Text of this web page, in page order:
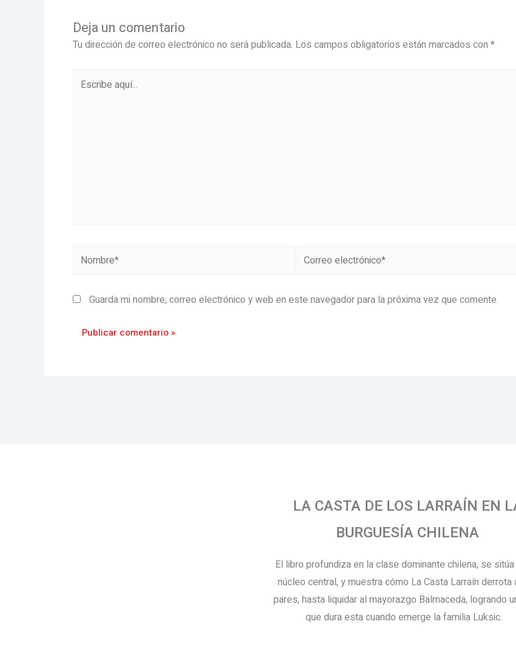
Deja un comentario
Tu dirección de correo electrónico no será publicada. Los campos obligatorios están marcados con *
Nombre*
Correo
Guarda mi nombre, correo electrónico y web en este navegador para la próxima vez que comente.
LA CASTA DE LOS LARRAÍN EN
BURGUESÍA CHILENA
El libro profundiza en la clase dominante chilena, se
núcleo central, y muestra cómo La Casta Larraín derrota
pares, hasta liquidar al mayorazgo Balmaceda, logrando
que dura esta cuando emerge la familia Luksic.